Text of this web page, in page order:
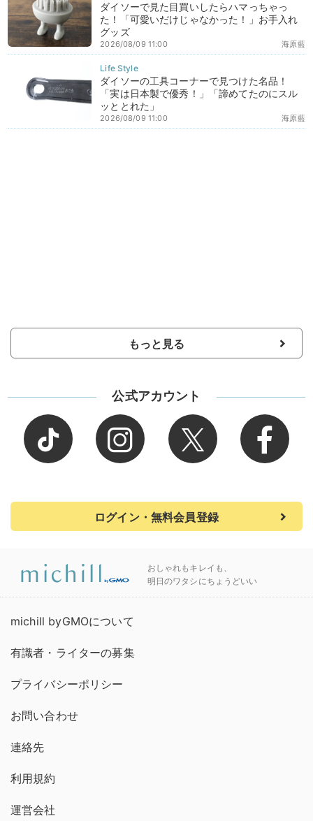
ダイソーで見た目買いしたらハマっちゃっ
た！「可愛いだけじゃなかった！」お手入れ
グッズ
海原藍
2026/08/09 11:00
ダイソーの工具コーナーで見つけた名品！
「実は日本製で優秀！」「諦めてたのにスル
ッととれた」
海原藍
2026/08/09 11:00
もっと見る
公式アカウント
ログイン・無料会員登録
おしゃれもキレイも、
明日のワタシにちょうどいい
michill byGMOについて
有識者・ライターの募集
プライバシーポリシー
お問い合わせ
連絡先
利用規約
運営会社